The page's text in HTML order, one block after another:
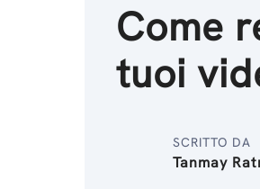
Come
tuoi
SCRITTO DA
Tanmay